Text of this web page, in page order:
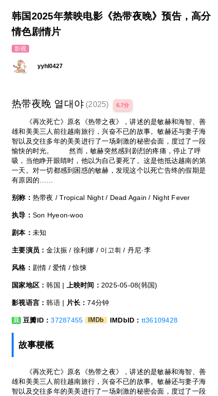
韩国2025年禁映电影《热带夜晚》预告，高分
情色剧情片
影视
yyhl0427
热带夜晚 열대야 (2025) 6.7分
《再次死亡》原名《热带之夜》，讲述的是敏赫和海智、善
雄和美美三人前往越南旅行，兴奋不已的故事。敏赫还与妻子海
智以及交往多年的美美进行了一场刺激的秘密会面，度过了一段
愉快的时光。 然而，敏赫突然感到剧烈的疼痛，停止了呼
吸，当他睁开眼睛时，他以为自己要死了。这是他抵达越南的第
一天。对一切都感到困惑的敏赫，发现这个以死亡告终的假期是
有原因的……
别称： 热带夜 / Tropical Night / Dead Again / Night Fever
执导： Son Hyeon-woo
剧本： 未知
主要演员：金汰振 / 徐利娜 / 이고휘 / 丹尼·李
风格： 剧情 / 爱情 / 惊悚
国家地区：韩国 | 上映时间： 2025-05-08(韩国)
影视语言：韩语 | 片长：74分钟
豆 豆瓣ID：37287455 IMDb IMDbID： tt36109428
故事梗概
《再次死亡》原名《热带之夜》，讲述的是敏赫和海智、善
雄和美美三人前往越南旅行，兴奋不已的故事。敏赫还与妻子海
智以及交往多年的美美进行了一场刺激的秘密会面，度过了一段